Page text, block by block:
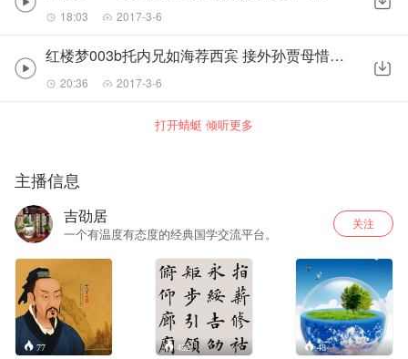
18:03 2017-3-6
红楼梦003b托内兄如海荐西宾 接外孙贾母惜孤女(感谢赞赏)
20:36 2017-3-6
打开蜻蜓 倾听更多
主播信息
吉劭居
一个有温度有态度的经典国学交流平台。
关注
77 452 48